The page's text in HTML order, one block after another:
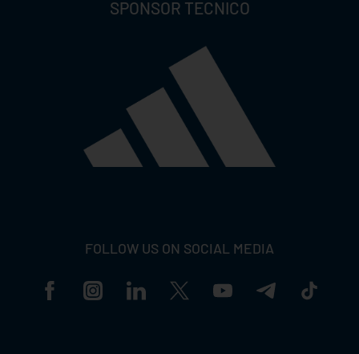
SPONSOR TECNICO
FOLLOW US ON SOCIAL MEDIA